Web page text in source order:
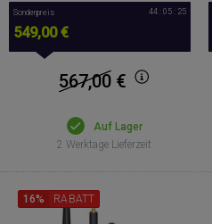
Sonderpreis
549,00 €
44 : 05 : 25
567,00 €
Auf Lager
2 Werktage Lieferzeit
16% RABATT